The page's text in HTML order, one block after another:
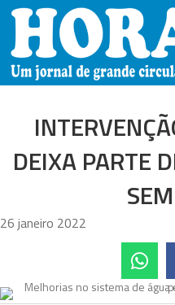
DEIXA PARTE
26 janeiro 2022